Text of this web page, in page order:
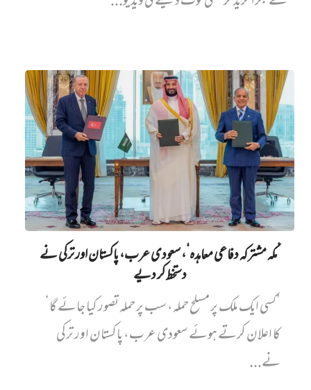
’مکہ مشترکہ دفاعی معاہدہ‘، سعودی عرب، پاکستان اور ترکی نے
دستخط کر دیے
’کسی ایک ملک پر مسلح حملہ، سب پر حملہ تصور کیا جائے گا‘
کا اعلان کرتے ہوئے سعودی عرب، پاکستان اور ترکی
نے...